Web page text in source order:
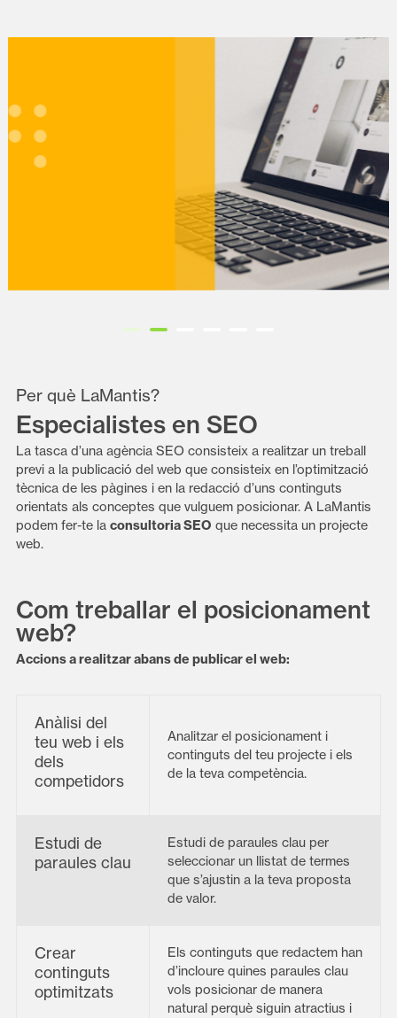
Per què LaMantis?
Especialistes en SEO
La tasca d’una agència SEO consisteix a realitzar un treball
previ a la publicació del web que consisteix en l’optimització
tècnica de les pàgines i en la redacció d’uns continguts
orientats als conceptes que vulguem posicionar. A LaMantis
podem fer-te la consultoria SEO que necessita un projecte
web.
Com treballar el posicionament
web?
Accions a realitzar abans de publicar el web:
Anàlisi del
teu web i els
dels
competidors
Analitzar el posicionament i
continguts del teu projecte i els
de la teva competència.
Estudi de
paraules clau
Estudi de paraules clau per
seleccionar un llistat de termes
que s’ajustin a la teva proposta
de valor.
Crear
continguts
optimitzats
Els continguts que redactem han
d’incloure quines paraules clau
vols posicionar de manera
natural perquè siguin atractius i